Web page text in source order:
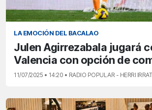
LA EMOCIÓN DEL BACALAO
Julen Agirrezabala jugará
Valencia con opción de
11/07/2025 • 14:20 • RADIO POPULAR - HERRI